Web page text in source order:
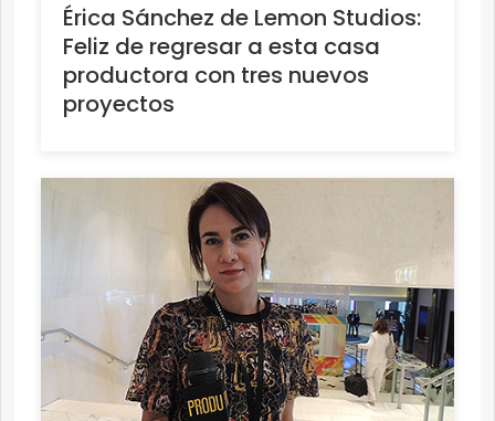
Érica Sánchez de Lemon Studios:
Feliz de regresar a esta casa
productora con tres nuevos
proyectos